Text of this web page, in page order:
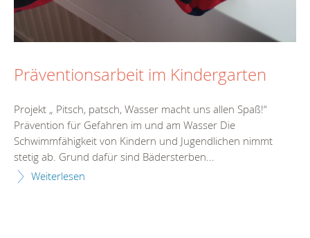
Präventionsarbeit im Kindergarten
Projekt „ Pitsch, patsch, Wasser macht uns allen Spaß!“
Prävention für Gefahren im und am Wasser Die
Schwimmfähigkeit von Kindern und Jugendlichen nimmt
stetig ab. Grund dafür sind Bädersterben...
Weiterlesen